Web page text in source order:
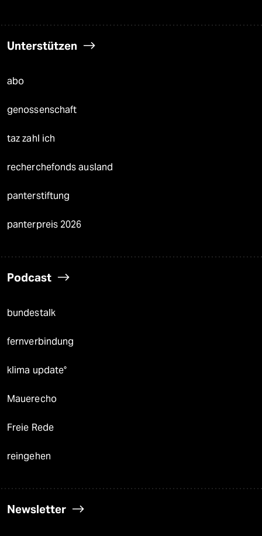
Unterstützen
abo
genossenschaft
taz zahl ich
recherchefonds ausland
panterstiftung
panterpreis 2026
Podcast
bundestalk
fernverbindung
klima update°
Mauerecho
Freie Rede
reingehen
Newsletter